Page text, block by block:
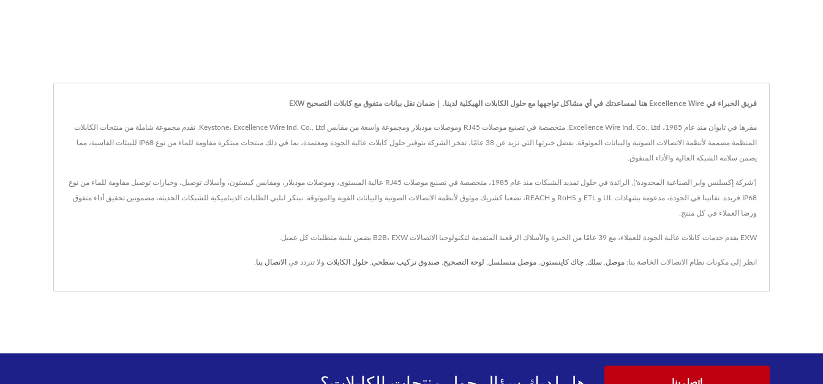
فريق الخبراء في Excellence Wire هنا لمساعدتك في أي مشاكل تواجهها مع حلول الكابلات الهيكلية لدينا. | ضمان نقل بيانات متفوق مع كابلات التصحيح EXW
مقرها في تايوان منذ عام 1985، Excellence Wire Ind. Co., Ltd. متخصصة في تصنيع موصلات RJ45 وموصلات موديلار ومجموعة واسعة من مقابس Keystone، Excellence Wire Ind. Co., Ltd. تقدم مجموعة شاملة من منتجات الكابلات
المنظمة مصممة لأنظمة الاتصالات الصوتية والبيانات الموثوقة. بفضل خبرتها التي تزيد عن 38 عامًا، تفخر الشركة بتوفير حلول كابلات عالية الجودة ومعتمدة، بما في ذلك منتجات مبتكرة مقاومة للماء من نوع IP68 للبيئات القاسية، مما
يضمن سلامة الشبكة العالية والأداء المتفوق.
['شركة إكسلنس واير الصناعية المحدودة'], الرائدة في حلول تمديد الشبكات منذ عام 1985، متخصصة في تصنيع موصلات RJ45 عالية المستوى، وموصلات موديلار، ومقابس كيستون، وأسلاك توصيل، وخيارات توصيل مقاومة للماء من نوع
IP68 فريدة. تفانينا في الجودة، مدعومة بشهادات UL و ETL و RoHS و REACH، تضعنا كشريك موثوق لأنظمة الاتصالات الصوتية والبيانات القوية والموثوقة. نبتكر لنلبي الطلبات الديناميكية للشبكات الحديثة، مضمونين تحقيق أداء متفوق
ورضا العملاء في كل منتج.
EXW يقدم خدمات كابلات عالية الجودة للعملاء، مع 39 عامًا من الخبرة والأسلاك الرقعية المتقدمة لتكنولوجيا الاتصالات B2B، EXW يضمن تلبية متطلبات كل عميل.
انظر إلى مكونات نظام الاتصالات الخاصة بنا: موصل سلك جاك كاينستون موصل متسلسل لوحة التصحيح صندوق تركيب سطحي حلول الكابلات ولا تتردد في الاتصال بنا